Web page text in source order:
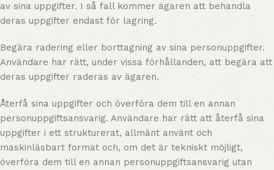
av sina uppgifter. I så fall kommer ägaren att behandla
deras uppgifter endast för lagring.
Begära radering eller borttagning av sina personuppgifter.
Användare har rätt, under vissa förhållanden, att begära att
deras uppgifter raderas av ägaren.
Återfå sina uppgifter och överföra dem till en annan
personuppgiftsansvarig. Användare har rätt att återfå sina
uppgifter i ett strukturerat, allmänt använt och
maskinläsbart format och, om det är tekniskt möjligt,
överföra dem till en annan personuppgiftsansvarig utan